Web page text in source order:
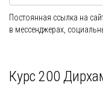
Постоянная ссылка на
в мессенджерах,
Курс 200